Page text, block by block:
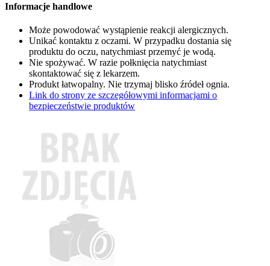
Informacje handlowe
Może powodować wystąpienie reakcji alergicznych.
Unikać kontaktu z oczami. W przypadku dostania się
produktu do oczu, natychmiast przemyć je wodą.
Nie spożywać. W razie połknięcia natychmiast
skontaktować się z lekarzem.
Produkt łatwopalny. Nie trzymaj blisko źródeł ognia.
Link do strony ze szczegółowymi informacjami o
bezpieczeństwie produktów